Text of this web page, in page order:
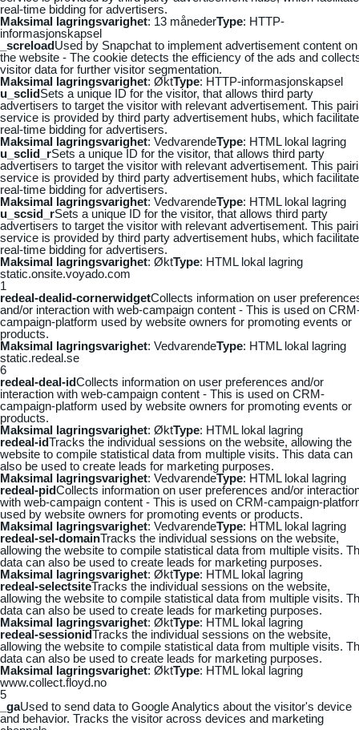
real-time bidding for advertisers.
Maksimal lagringsvarighet: 13 månederType: HTTP-
informasjonskapsel
_screloadUsed by Snapchat to implement advertisement content on
the website - The cookie detects the efficiency of the ads and
visitor data for further visitor segmentation.
Maksimal lagringsvarighet: ØktType: HTTP-informasjonskapsel
u_sclidSets a unique ID for the visitor, that allows third party
advertisers to target the visitor with relevant advertisement. This
service is provided by third party advertisement hubs, which
real-time bidding for advertisers.
Maksimal lagringsvarighet: VedvarendeType: HTML lokal lagring
u_sclid_rSets a unique ID for the visitor, that allows third party
advertisers to target the visitor with relevant advertisement. This
service is provided by third party advertisement hubs, which
real-time bidding for advertisers.
Maksimal lagringsvarighet: VedvarendeType: HTML lokal lagring
u_scsid_rSets a unique ID for the visitor, that allows third party
advertisers to target the visitor with relevant advertisement. This
service is provided by third party advertisement hubs, which
real-time bidding for advertisers.
Maksimal lagringsvarighet: ØktType: HTML lokal lagring
static.onsite.voyado.com
1
redeal-dealid-cornerwidgetCollects information on user
and/or interaction with web-campaign content - This is used on
campaign-platform used by website owners for promoting events or
products.
Maksimal lagringsvarighet: VedvarendeType: HTML lokal lagring
static.redeal.se
6
redeal-deal-idCollects information on user preferences and/or
interaction with web-campaign content - This is used on CRM-
campaign-platform used by website owners for promoting events or
products.
Maksimal lagringsvarighet: ØktType: HTML lokal lagring
redeal-idTracks the individual sessions on the website, allowing the
website to compile statistical data from multiple visits. This data can
also be used to create leads for marketing purposes.
Maksimal lagringsvarighet: VedvarendeType: HTML lokal lagring
redeal-pidCollects information on user preferences and/or
with web-campaign content - This is used on CRM-campaign-
used by website owners for promoting events or products.
Maksimal lagringsvarighet: VedvarendeType: HTML lokal lagring
redeal-sel-domainTracks the individual sessions on the website,
allowing the website to compile statistical data from multiple visits.
data can also be used to create leads for marketing purposes.
Maksimal lagringsvarighet: ØktType: HTML lokal lagring
redeal-selectsiteTracks the individual sessions on the website,
allowing the website to compile statistical data from multiple visits.
data can also be used to create leads for marketing purposes.
Maksimal lagringsvarighet: ØktType: HTML lokal lagring
redeal-sessionidTracks the individual sessions on the website,
allowing the website to compile statistical data from multiple visits.
data can also be used to create leads for marketing purposes.
Maksimal lagringsvarighet: ØktType: HTML lokal lagring
www.collect.floyd.no
5
_gaUsed to send data to Google Analytics about the visitor's device
and behavior. Tracks the visitor across devices and marketing